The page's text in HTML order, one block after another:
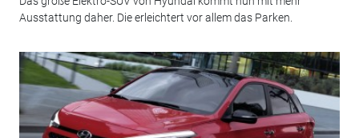
Ausstattung daher. Die erleichtert vor allem das Parken.